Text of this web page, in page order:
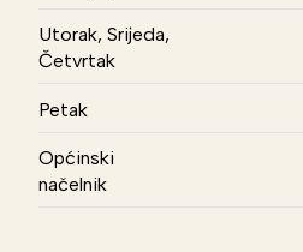
Utorak, Srijeda,
Četvrtak
Petak
Općinski
načelnik